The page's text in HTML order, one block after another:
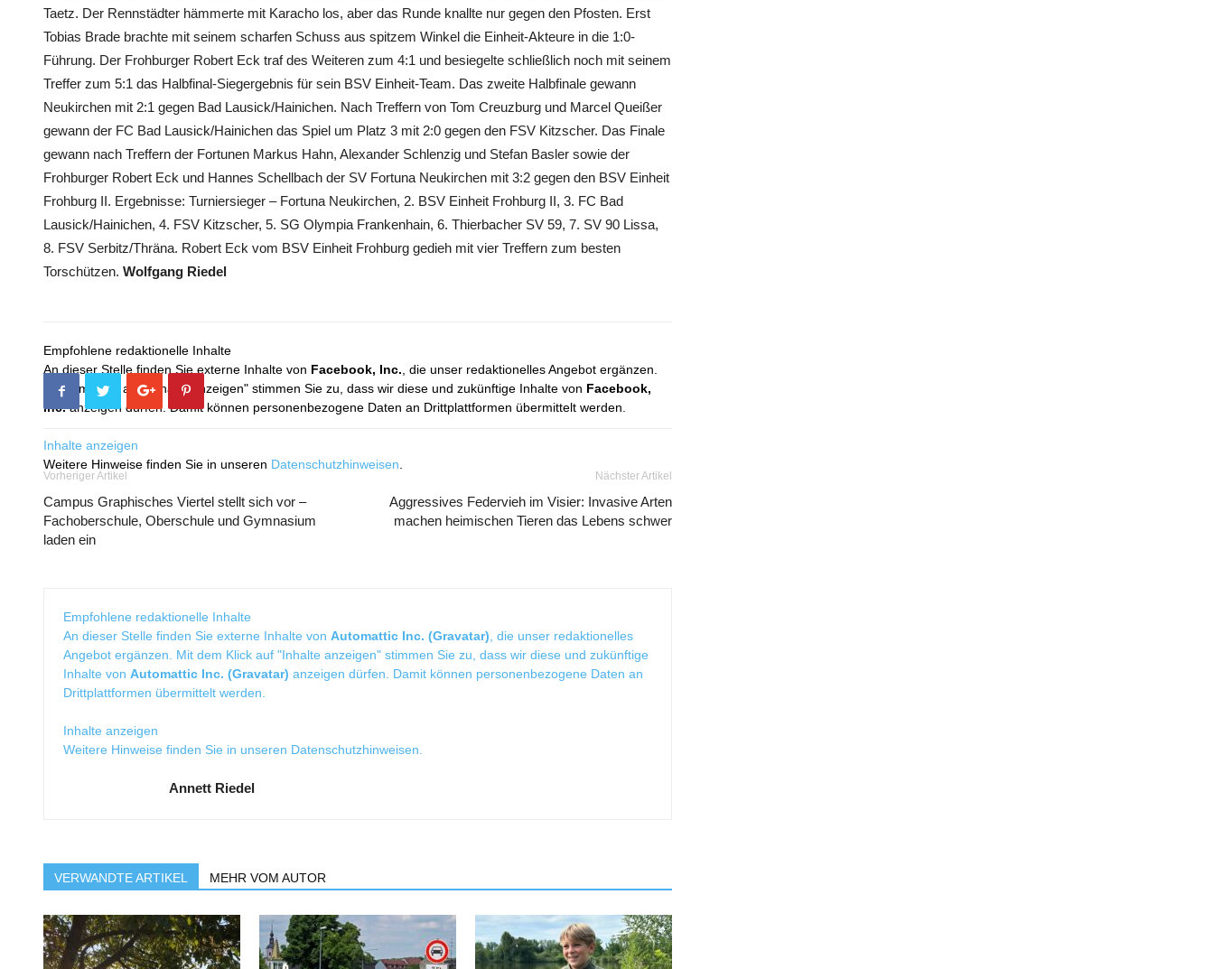
Taetz. Der Rennstädter hämmerte mit Karacho los, aber das Runde knallte nur gegen den Pfosten. Erst
Tobias Brade brachte mit seinem scharfen Schuss aus spitzem Winkel die Einheit-Akteure in die 1:0-
Führung. Der Frohburger Robert Eck traf des Weiteren zum 4:1 und besiegelte schließlich noch mit seinem
Treffer zum 5:1 das Halbfinal-Siegergebnis für sein BSV Einheit-Team. Das zweite Halbfinale gewann
Neukirchen mit 2:1 gegen Bad Lausick/Hainichen. Nach Treffern von Tom Creuzburg und Marcel Queißer
gewann der FC Bad Lausick/Hainichen das Spiel um Platz 3 mit 2:0 gegen den FSV Kitzscher. Das Finale
gewann nach Treffern der Fortunen Markus Hahn, Alexander Schlenzig und Stefan Basler sowie der
Frohburger Robert Eck und Hannes Schellbach der SV Fortuna Neukirchen mit 3:2 gegen den BSV Einheit
Frohburg II. Ergebnisse: Turniersieger – Fortuna Neukirchen, 2. BSV Einheit Frohburg II, 3. FC Bad
Lausick/Hainichen, 4. FSV Kitzscher, 5. SG Olympia Frankenhain, 6. Thierbacher SV 59, 7. SV 90 Lissa,
8. FSV Serbitz/Thräna. Robert Eck vom BSV Einheit Frohburg gedieh mit vier Treffern zum besten
Torschützen. Wolfgang Riedel
Empfohlene redaktionelle Inhalte
An dieser Stelle finden Sie externe Inhalte von Facebook, Inc. , die unser redaktionelles Angebot ergänzen.
Mit dem Klick auf "Inhalte anzeigen" stimmen Sie zu, dass wir diese und zukünftige Inhalte von Facebook,
Inc.anzeigen dürfen. Damit können personenbezogene Daten an Drittplattformen übermittelt werden.
Inhalte anzeigen
Weitere Hinweise finden Sie in unseren Datenschutzhinweisen
Vorheriger Artikel
Campus Graphisches Viertel stellt sich vor –
Fachoberschule, Oberschule und Gymnasium
laden ein
Nächster Artikel
Aggressives Federvieh im Visier: Invasive Arten
machen heimischen Tieren das Lebens schwer
Empfohlene redaktionelle Inhalte
An dieser Stelle finden Sie externe Inhalte von Automattic Inc. (Gravatar) , die unser redaktionelles
Angebot ergänzen. Mit dem Klick auf "Inhalte anzeigen" stimmen Sie zu, dass wir diese und zukünftige
Inhalte von Automattic Inc. (Gravatar) anzeigen dürfen. Damit können personenbezogene Daten an
Drittplattformen übermittelt werden.
Inhalte anzeigen
Weitere Hinweise finden Sie in unseren Datenschutzhinweisen
Annett Riedel
VERWANDTE ARTIKEL MEHR VOM AUTOR